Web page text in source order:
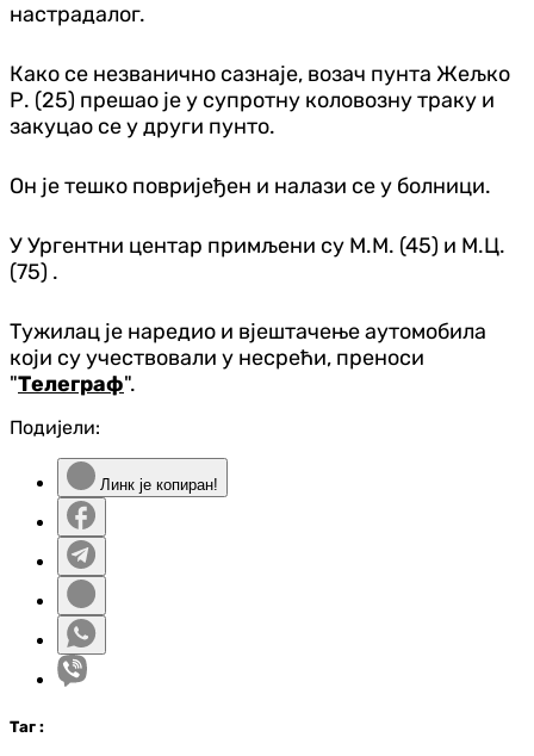
настрадалог.
Како се незванично сазнаје, возач пунта Жељко
Р. (25) прешао је у супротну коловозну траку и
закуцао сe у други пунто.
Он је тешко повријеђен и налази се у болници.
У Ургентни центар примљени су М.М. (45) и М.Ц.
(75) .
Тужилац је наредио и вјештачење аутомобила
који су учествовали у несрећи, преноси
"Телеграф".
Подијели:
Линк је копиран!
Таг :